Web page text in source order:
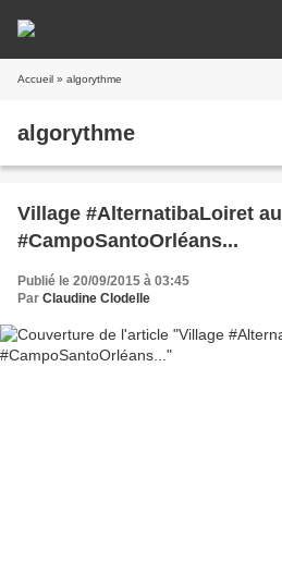
Accueil » algorythme
algorythme
Village #AlternatibaLoiret au
#CampoSantoOrléans...
Publié le 20/09/2015 à 03:45
Par Claudine Clodelle